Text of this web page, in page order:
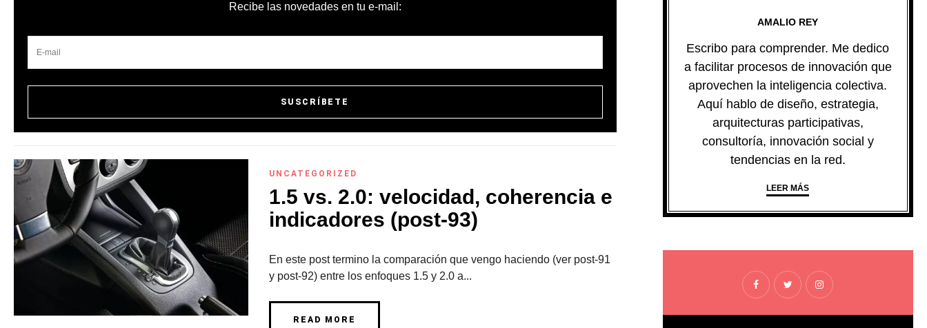
Recibe las novedades en tu e-mail:
UNCATEGORIZED
1.5 vs. 2.0: velocidad, coherencia e
indicadores (post-93)
En este post termino la comparación que vengo haciendo (ver post-91
y post-92) entre los enfoques 1.5 y 2.0 a...
READ MORE
AMALIO REY
Escribo para comprender. Me dedico
a facilitar procesos de innovación que
aprovechen la inteligencia colectiva.
Aquí hablo de diseño, estrategia,
arquitecturas participativas,
consultoría, innovación social y
tendencias en la red.
LEER MÁS